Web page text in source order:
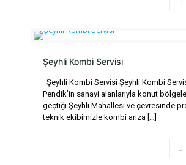
Şeyhli Kombi Servisi
Şeyhli Kombi Servisi Şeyhli Kombi
Pendik’in sanayi alanlarıyla konut
geçtiği Şeyhli Mahallesi ve çevresinde
teknik ekibimizle kombi arıza […]